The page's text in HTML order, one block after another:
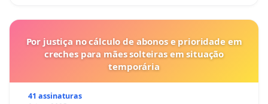
Por justiça no cálculo de abonos e prioridade em
creches para mães solteiras em situação
temporária
41 assinaturas